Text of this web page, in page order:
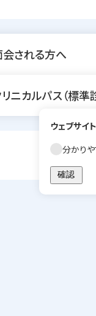
会される方へ
ニカルパス（標準
ウェブサイ
分かり